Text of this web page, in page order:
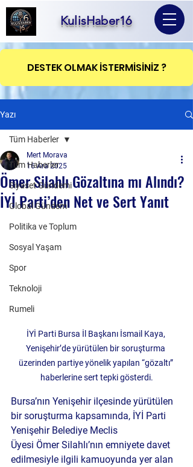
KulisHaber16
DESTEK OLMAK İSTERMİSİNİZ ?
Yazı
Tüm Haberler
Siyaset Gündemi
Global Gündem
Politika ve Toplum
Sosyal Yaşam
Spor
Teknoloji
Rumeli
Tüm Haberler
Ömer Silahlı Gözaltına mı Alındı?
İYİ Parti’den Net ve Sert Yanıt
Mert Morava
16 Ara 2025
İYİ Parti Bursa İl Başkanı İsmail Kaya,
Yenişehir’de yürütülen bir soruşturma
üzerinden partiye yönelik yapılan “gözaltı”
haberlerine sert tepki gösterdi.
Bursa’nın Yenişehir ilçesinde yürütülen
bir soruşturma kapsamında, İYİ Parti
Yenişehir Belediye Meclis
Üyesi Ömer Silahlı’nın emniyete davet
edilmesiyle ilgili kamuoyunda yer alan